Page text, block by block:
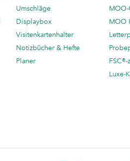
Umschläge
Displaybox
Visitenkartenhalter
Notizbücher & Hefte
Planer
MOO
Luxe-